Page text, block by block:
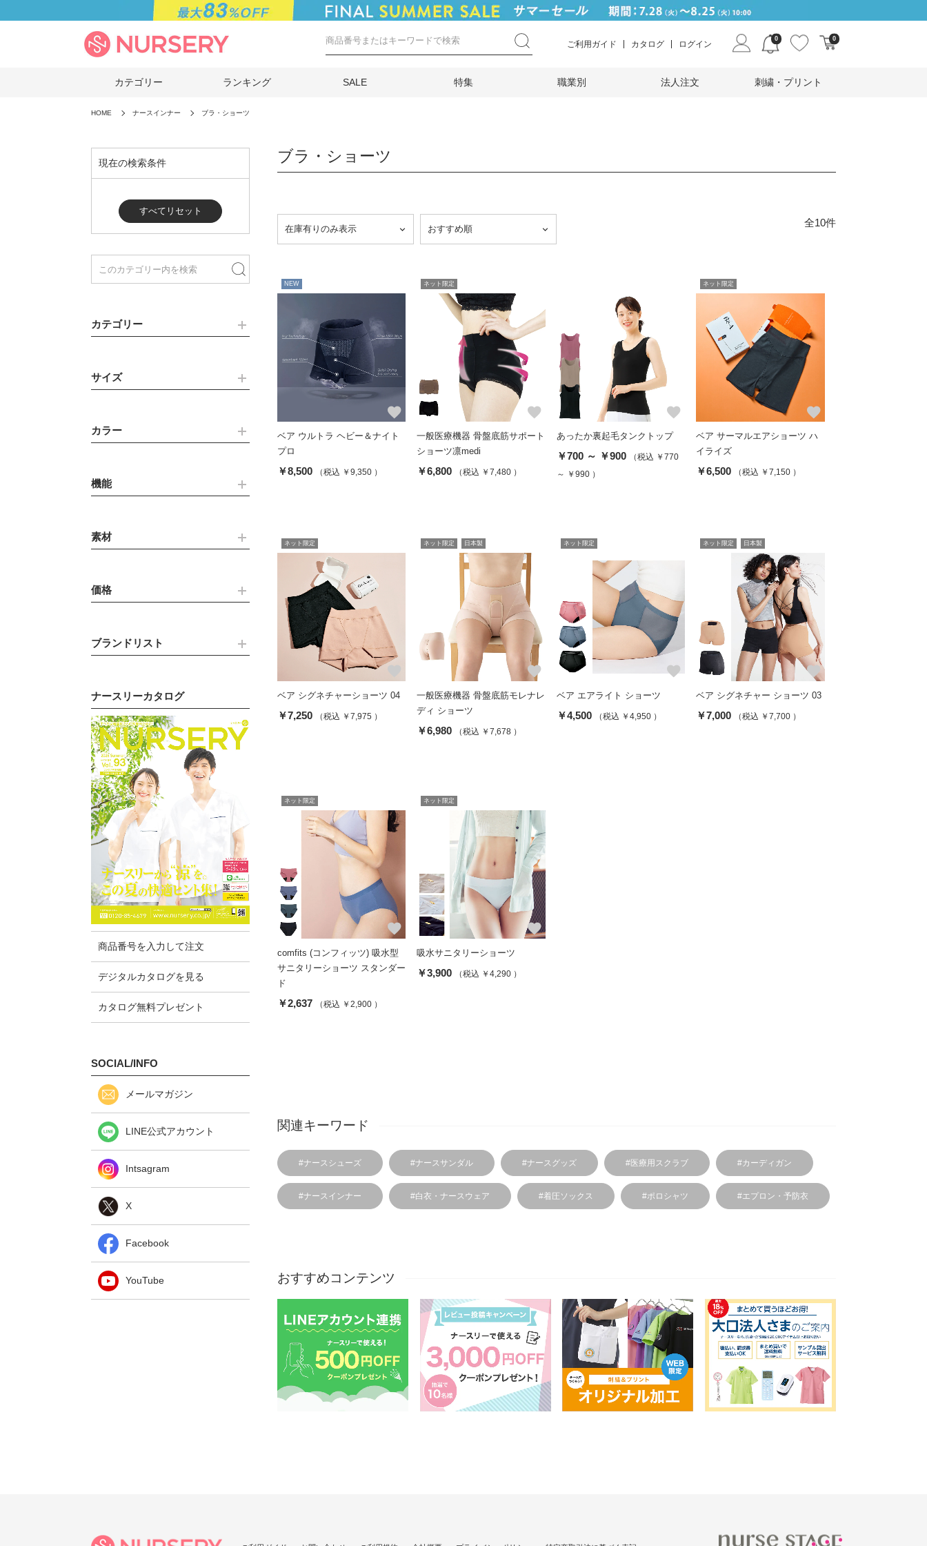
ご利用ガイド カタログ ログイン
0 0
カテゴリー ランキング SALE 特集 職業別 法人注文 刺繍・プリント
HOME ナースインナー ブラ・ショーツ
現在の検索条件
すべてリセット
カテゴリー
サイズ
カラー
機能
素材
価格
ブランドリスト
ナースリーカタログ
商品番号を入力して注文
デジタルカタログを見る
カタログ無料プレゼント
SOCIAL/INFO
メールマガジン
LINE公式アカウント
Intsagram
X
Facebook
YouTube
ブラ・ショーツ
全10件
NEW
favorite
ベア ウルトラ ヘビー＆ナイト
プロ
￥8,500 （税込 ￥9,350 ）
ネット限定
favorite
一般医療機器 骨盤底筋サポート
ショーツ凛medi
￥6,800 （税込 ￥7,480 ）
favorite
あったか裏起毛タンクトップ
￥700 ～ ￥900
（税込 ￥770
～ ￥990 ）
ネット限定
favorite
ベア サーマルエアショーツ ハ
イライズ
￥6,500 （税込 ￥7,150 ）
ネット限定
ベア シグネチャーショーツ 04
￥7,250 （税込 ￥7,975 ）
ネット限定 日本製
favorite
一般医療機器 骨盤底筋モレナレ
ディ ショーツ
￥6,980 （税込 ￥7,678 ）
ネット限定
favorite
ベア エアライト ショーツ
￥4,500 （税込 ￥4,950 ）
ネット限定 日本製
favorite
ベア シグネチャー ショーツ 03
￥7,000 （税込 ￥7,700 ）
ネット限定
favorite
comfits (コンフィッツ) 吸水型
サニタリーショーツ スタンダー
ド
￥2,637 （税込 ￥2,900 ）
ネット限定
favorite
吸水サニタリーショーツ
￥3,900 （税込 ￥4,290 ）
関連キーワード
#ナースシューズ #ナースサンダル #ナースグッズ #医療用スクラブ #カーディガン
#ナースインナー #白衣・ナースウェア #着圧ソックス #ポロシャツ #エプロン・予防衣
おすすめコンテンツ